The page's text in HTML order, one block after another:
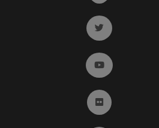
Ir a twitter
Ir a YouTube
Ir a Flickr